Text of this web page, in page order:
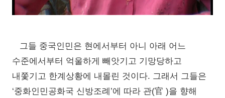
그들 중국인민은 현에서부터 아니 아래 어느
수준에서부터 억울하게 빼앗기고 기망당하고
내쫓기고 한계상황에 내몰린 것이다. 그래서 그들은
‘중화인민공화국 신방조례’에 따라 관(官 )을 향해